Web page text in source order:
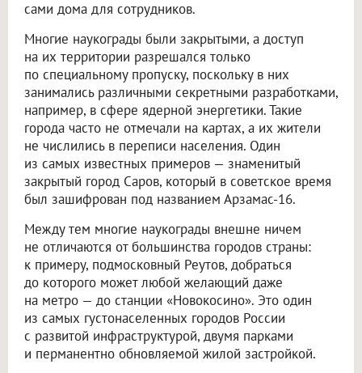
сами дома для сотрудников.
Многие наукограды были закрытыми, а доступ
на их территории разрешался только
по специальному пропуску, поскольку в них
занимались различными секретными разработками,
например, в сфере ядерной энергетики. Такие
города часто не отмечали на картах, а их жители
не числились в переписи населения. Один
из самых известных примеров — знаменитый
закрытый город Саров, который в советское время
был зашифрован под названием Арзамас-16.
Между тем многие наукограды внешне ничем
не отличаются от большинства городов страны:
к примеру, подмосковный Реутов, добраться
до которого может любой желающий даже
на метро — до станции «Новокосино». Это один
из самых густонаселенных городов России
с развитой инфраструктурой, двумя парками
и перманентно обновляемой жилой застройкой.